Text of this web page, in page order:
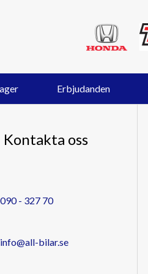
Erbjudanden
Kontakta oss
- 327 70
bilar.se